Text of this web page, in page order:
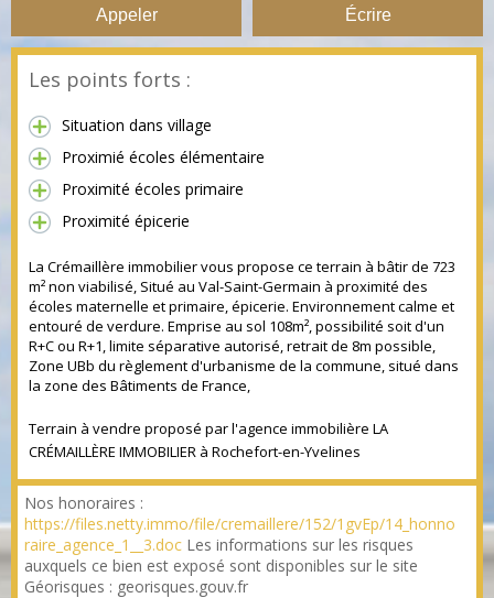
Appeler Écrire
Les points forts :
Situation dans village
Proximié écoles élémentaire
Proximité écoles primaire
Proximité épicerie
La Crémaillère immobilier vous propose ce terrain à bâtir de 723
m² non viabilisé, Situé au Val-Saint-Germain à proximité des
écoles maternelle et primaire, épicerie. Environnement calme et
entouré de verdure. Emprise au sol 108m², possibilité soit d'un
R+C ou R+1, limite séparative autorisé, retrait de 8m possible,
Zone UBb du règlement d'urbanisme de la commune, situé dans
la zone des Bâtiments de France,
Terrain à vendre proposé par l'agence immobilière LA
CRÉMAILLÈRE IMMOBILIER à Rochefort-en-Yvelines
Nos honoraires :
https://files.netty.immo/file/cremaillere/152/1gvEp/14_honno
raire_agence_1__3.doc Les informations sur les risques
auxquels ce bien est exposé sont disponibles sur le site
Géorisques : georisques.gouv.fr